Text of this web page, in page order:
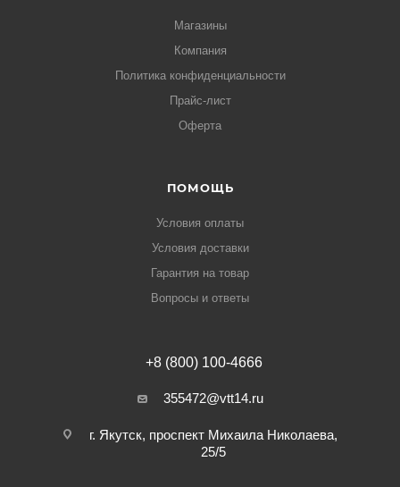
Магазины
Компания
Политика конфиденциальности
Прайс-лист
Оферта
ПОМОЩЬ
Условия оплаты
Условия доставки
Гарантия на товар
Вопросы и ответы
+8 (800) 100-4666
355472@vtt14.ru
г. Якутск, проспект Михаила Николаева,
25/5